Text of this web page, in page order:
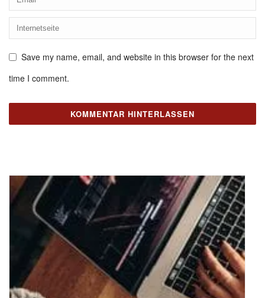
Save my name, email, and website in this browser for the next
time I comment.